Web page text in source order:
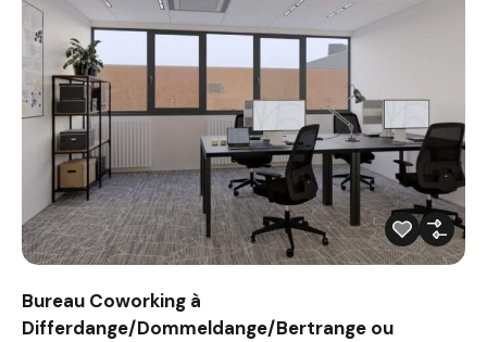
Bureau Coworking à
Differdange/Dommeldange/Bertrange ou